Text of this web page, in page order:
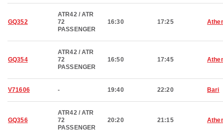
GQ352
ATR42 / ATR
72
PASSENGER
16:30 17:25
GQ354
ATR42 / ATR
72
PASSENGER
16:50 17:45
V71606 - 19:40 22:20 Bari
GQ356
ATR42 / ATR
72
PASSENGER
20:20 21:15